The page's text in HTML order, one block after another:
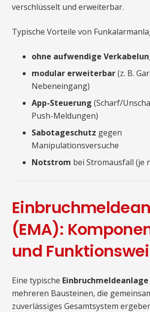
verschlüsselt und erweiterbar.
Typische Vorteile von
ohne aufwendige
modular erweiterbar(z. B.
Nebeneingang)
App-Steuerung (Scharf/
Push-Meldungen)
Sabotageschutz gegen
Manipulationsversuche
Notstrom bei Stromausfall (je
(EMA):
und
Eine typische Einbruchmeldeanlage
mehreren Bausteinen, die
zuverlässiges Gesamtsystem